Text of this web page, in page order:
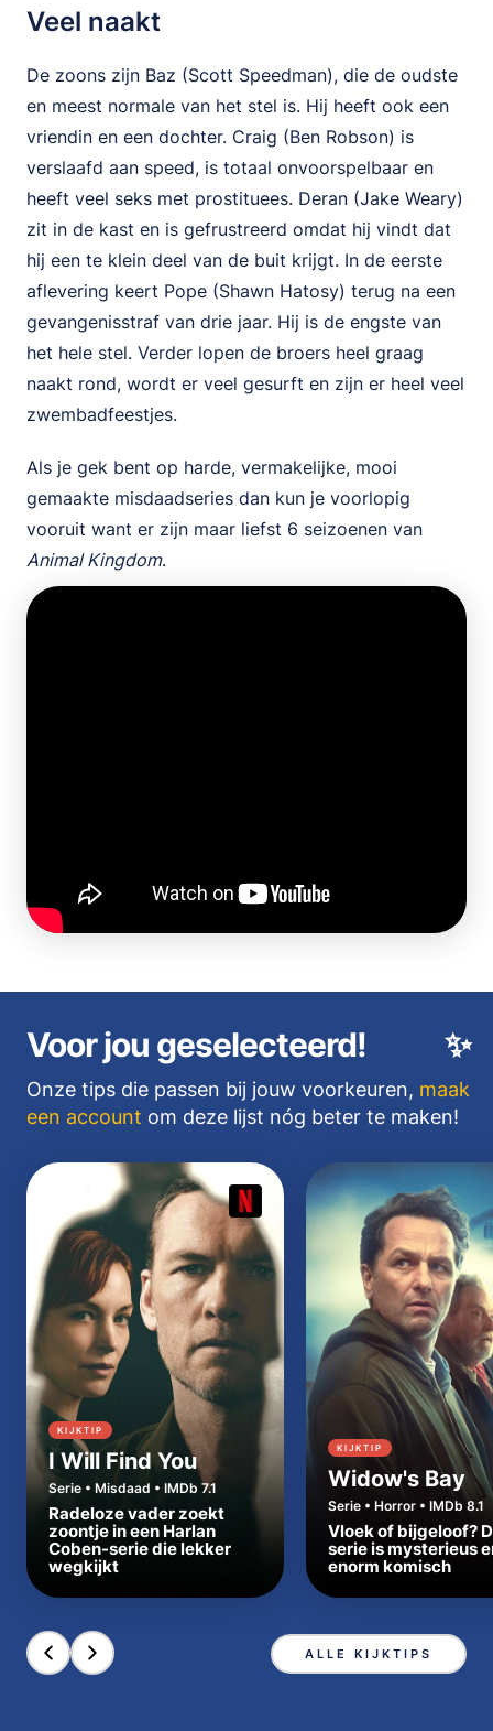
Veel naakt
De zoons zijn Baz (Scott Speedman), die de oudste
en meest normale van het stel is. Hij heeft ook een
vriendin en een dochter. Craig (Ben Robson) is
verslaafd aan speed, is totaal onvoorspelbaar en
heeft veel seks met prostituees. Deran (Jake Weary)
zit in de kast en is gefrustreerd omdat hij vindt dat
hij een te klein deel van de buit krijgt. In de eerste
aflevering keert Pope (Shawn Hatosy) terug na een
gevangenisstraf van drie jaar. Hij is de engste van
het hele stel. Verder lopen de broers heel graag
naakt rond, wordt er veel gesurft en zijn er heel veel
zwembadfeestjes.
Als je gek bent op harde, vermakelijke, mooi
gemaakte misdaadseries dan kun je voorlopig
vooruit want er zijn maar liefst 6 seizoenen van
Animal Kingdom.
✨
Voor jou geselecteerd!
Onze tips die passen bij jouw voorkeuren, maak
een account om deze lijst nóg beter te maken!
KIJKTIP
I Will Find You
Serie • Misdaad • IMDb 7.1
Radeloze vader zoekt
zoontje in een Harlan
Coben-serie die lekker
wegkijkt
KIJKTIP
Widow's Bay
Serie • Horror • IMDb 8.1
Vloek of bijgeloof?
serie is mysterieus
enorm komisch
ALLE KIJKTIPS